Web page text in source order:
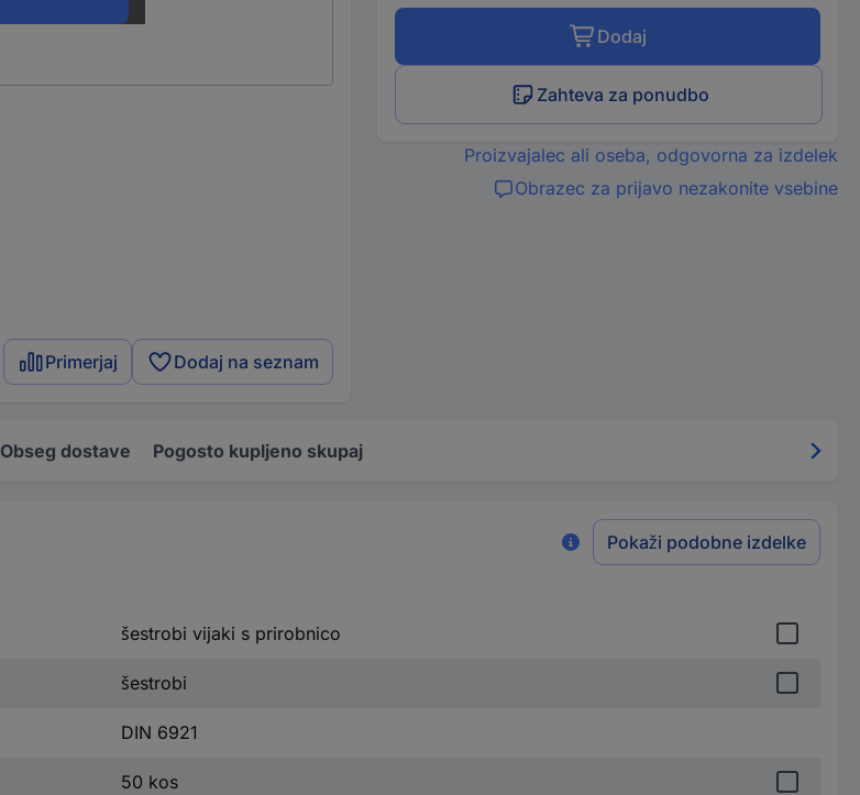
Primerjaj Dodaj na seznam
Dodaj
Zahteva za ponudbo
Proizvajalec ali oseba, odgovorna za izdelek
Obrazec za prijavo nezakonite vsebine
Obseg dostave Pogosto kupljeno skupaj
Pokaži podobne izdelke
šestrobi vijaki s prirobnico
šestrobi
DIN 6921
50 kos